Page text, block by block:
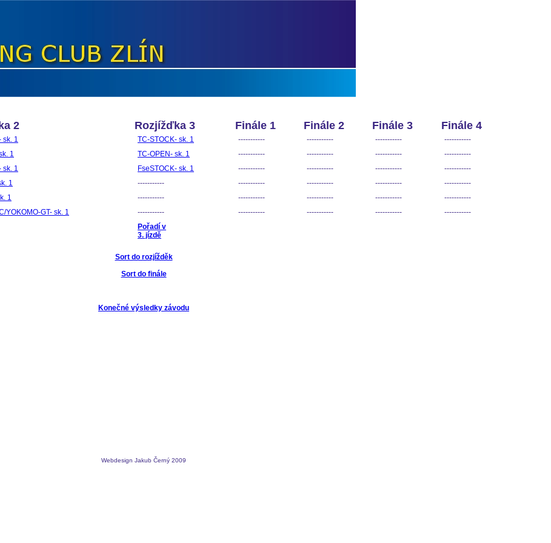
2
sk. 1
1
sk. 1
1
1
YOKOMO-GT- sk. 1
Rozjížďka 3
TC-STOCK- sk. 1
TC-OPEN- sk. 1
FseSTOCK- sk. 1
-----------
-----------
-----------
Pořadí v
3. jízdě
Finále 1
-----------
-----------
-----------
-----------
-----------
-----------
Finále 2
-----------
-----------
-----------
-----------
-----------
-----------
Finále 3
-----------
-----------
-----------
-----------
-----------
-----------
Finále 4
-----------
-----------
-----------
-----------
-----------
-----------
Sort do rozjížděk
Sort do finále
Konečné výsledky závodu
Webdesign Jakub Černý 2009